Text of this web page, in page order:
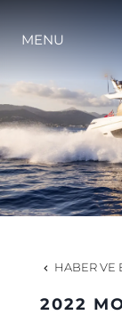
MENU
HABER VE
2022